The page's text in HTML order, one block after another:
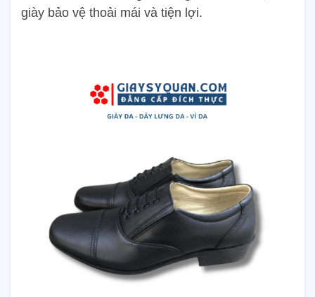
giày bảo vệ thoải mái và tiện lợi.